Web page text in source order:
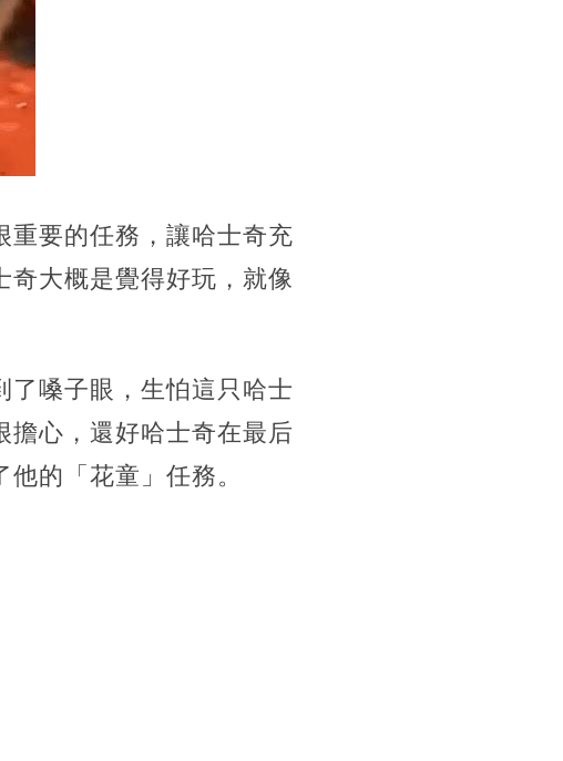
重要的任務，讓哈士奇充
奇大概是覺得好玩，就像
了嗓子眼，生怕這只哈士
擔心，還好哈士奇在最后
的「花童」任務。